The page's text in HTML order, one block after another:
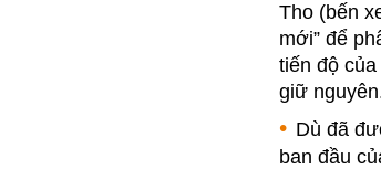
Tho (bến
mới” để
tiến độ
giữ
Dù đã
ban đầu